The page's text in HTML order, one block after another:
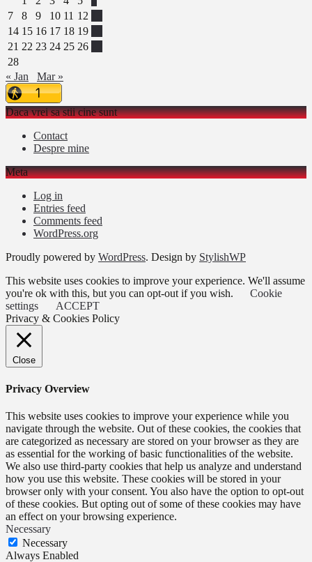
7
8 9 10 11 12
14 15 16 17 18 19
21 22 23 24 25 26
28
« Jan
Mar »
Daca vrei sa stii cine sunt
Contact
Despre mine
Meta
Log in
Entries feed
Comments feed
WordPress.org
Proudly powered by WordPress. Design by StylishWP
This website uses cookies to improve your experience. We'll assume
you're ok with this, but you can opt-out if you wish.
Cookie
settings
ACCEPT
Privacy & Cookies Policy
Close
Privacy Overview
This website uses cookies to improve your experience while you
navigate through the website. Out of these cookies, the cookies that
are categorized as necessary are stored on your browser as they are
as essential for the working of basic functionalities of the website.
We also use third-party cookies that help us analyze and understand
how you use this website. These cookies will be stored in your
browser only with your consent. You also have the option to opt-out
of these cookies. But opting out of some of these cookies may have
an effect on your browsing experience.
Necessary
Necessary
Always Enabled